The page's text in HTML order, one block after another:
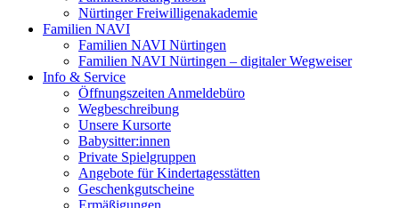
Nürtinger Freiwilligenakademie
Familien NAVI
Familien NAVI Nürtingen
Familien NAVI Nürtingen – digitaler Wegweiser
Info & Service
Öffnungszeiten Anmeldebüro
Wegbeschreibung
Unsere Kursorte
Babysitter:innen
Private Spielgruppen
Angebote für Kindertagesstätten
Geschenkgutscheine
Ermäßigungen